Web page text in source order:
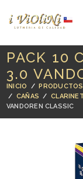
PACK 10
3.0
INICIO /PRODUCTOS
/ CAÑAS /
VANDOREN CLASSIC